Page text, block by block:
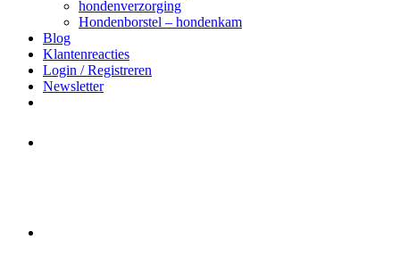
hondenverzorging
Hondenborstel – hondenkam
Blog
Klantenreacties
Login / Registreren
Newsletter